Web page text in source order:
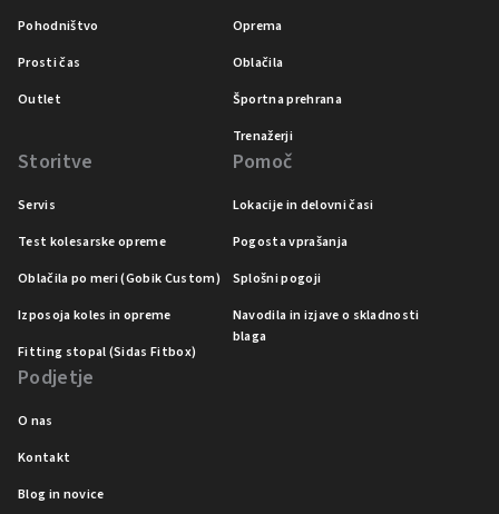
Pohodništvo
Prosti čas
Outlet
Oprema
Oblačila
Športna prehrana
Trenažerji
Storitve
Servis
Test kolesarske opreme
Oblačila po meri (Gobik Custom)
Izposoja koles in opreme
Fitting stopal (Sidas Fitbox)
Pomoč
Lokacije in delovni časi
Pogosta vprašanja
Splošni pogoji
Navodila in izjave o skladnosti
blaga
Podjetje
O nas
Kontakt
Blog in novice